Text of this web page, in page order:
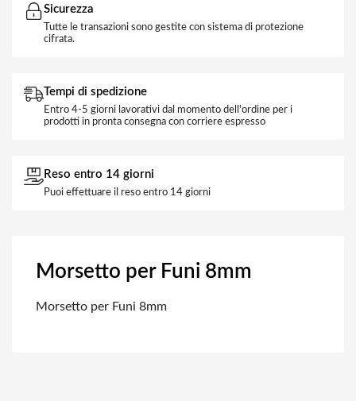
Sicurezza
Tutte le transazioni sono gestite con sistema di protezione
cifrata.
Tempi di spedizione
Entro 4-5 giorni lavorativi dal momento dell'ordine per i
prodotti in pronta consegna con corriere espresso
Reso entro 14 giorni
Puoi effettuare il reso entro 14 giorni
Morsetto per Funi 8mm
Morsetto per Funi 8mm